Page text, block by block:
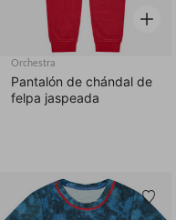
Vista
Orchestra
Pantalón de chándal de
felpa jaspeada